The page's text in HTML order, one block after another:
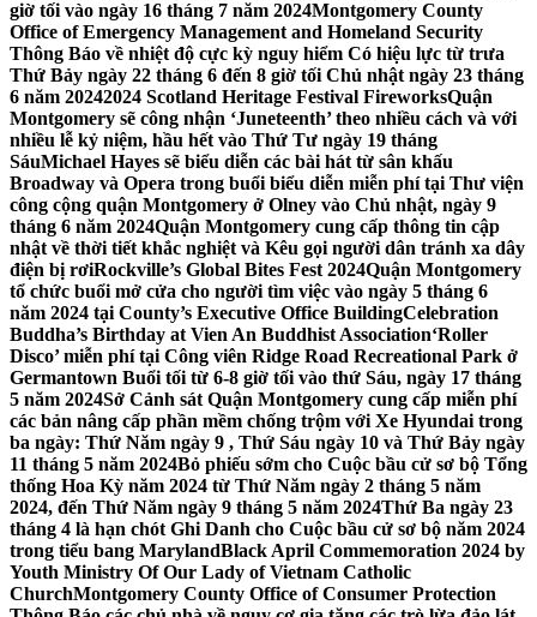
giờ tối vào ngày 16 tháng 7 năm 2024Montgomery County
Office of Emergency Management and Homeland Security
Thông Báo về nhiệt độ cực kỳ nguy hiểm Có hiệu lực từ trưa
Thứ Bảy ngày 22 tháng 6 đến 8 giờ tối Chủ nhật ngày 23 tháng
6 năm 20242024 Scotland Heritage Festival FireworksQuận
Montgomery sẽ công nhận ‘Juneteenth’ theo nhiều cách và với
nhiều lễ kỷ niệm, hầu hết vào Thứ Tư ngày 19 tháng
SáuMichael Hayes sẽ biểu diễn các bài hát từ sân khấu
Broadway và Opera trong buổi biểu diễn miễn phí tại Thư viện
công cộng quận Montgomery ở Olney vào Chủ nhật, ngày 9
tháng 6 năm 2024Quận Montgomery cung cấp thông tin cập
nhật về thời tiết khắc nghiệt và Kêu gọi người dân tránh xa dây
điện bị rơiRockville’s Global Bites Fest 2024Quận Montgomery
tổ chức buổi mở cửa cho người tìm việc vào ngày 5 tháng 6
năm 2024 tại County’s Executive Office BuildingCelebration
Buddha’s Birthday at Vien An Buddhist Association‘Roller
Disco’ miễn phí tại Công viên Ridge Road Recreational Park ở
Germantown Buổi tối từ 6-8 giờ tối vào thứ Sáu, ngày 17 tháng
5 năm 2024Sở Cảnh sát Quận Montgomery cung cấp miễn phí
các bản nâng cấp phần mềm chống trộm với Xe Hyundai trong
ba ngày: Thứ Năm ngày 9 , Thứ Sáu ngày 10 và Thứ Bảy ngày
11 tháng 5 năm 2024Bỏ phiếu sớm cho Cuộc bầu cử sơ bộ Tổng
thống Hoa Kỳ năm 2024 từ Thứ Năm ngày 2 tháng 5 năm
2024, đến Thứ Năm ngày 9 tháng 5 năm 2024Thứ Ba ngày 23
tháng 4 là hạn chót Ghi Danh cho Cuộc bầu cử sơ bộ năm 2024
trong tiểu bang MarylandBlack April Commemoration 2024 by
Youth Ministry Of Our Lady of Vietnam Catholic
ChurchMontgomery County Office of Consumer Protection